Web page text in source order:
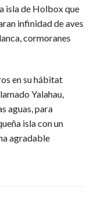
isla de Holbox que
infinidad de aves
cormoranes
en su hábitat
Yalahau,
aguas, para
isla con un
agradable